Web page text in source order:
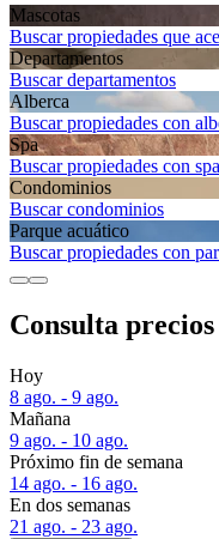
Mascotas
Buscar propiedades que
Departa­mentos
Buscar departamentos
Alberca
Buscar propiedades con
Spa
Buscar propiedades con spa
Condominios
Buscar condominios
Parque acuático
Buscar propiedades con
Consulta
Hoy
8 ago. - 9 ago.
Mañana
9 ago. - 10 ago.
Próximo fin de semana
14 ago. - 16 ago.
En dos semanas
21 ago. - 23 ago.